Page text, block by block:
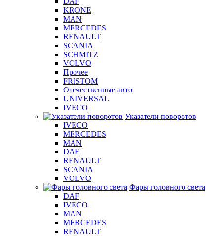
KRONE
MAN
MERCEDES
RENAULT
SCANIA
SCHMITZ
VOLVO
Прочее
FRISTOM
Отечественные авто
UNIVERSAL
IVECO
Указатели поворотов
IVECO
MERCEDES
MAN
DAF
RENAULT
SCANIA
VOLVO
Фары головного света
DAF
IVECO
MAN
MERCEDES
RENAULT